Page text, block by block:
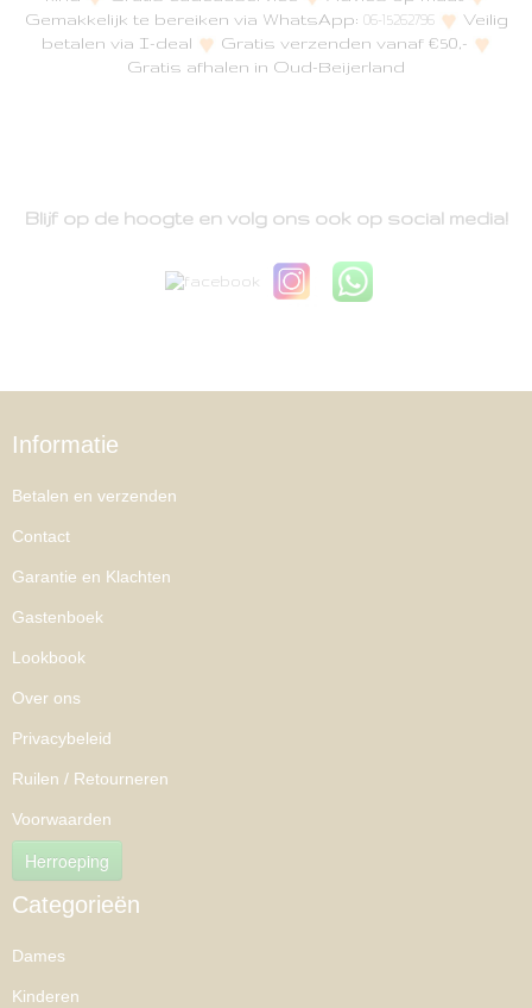
Gemakkelijk te bereiken via WhatsApp: 06-15262796
Veilig
betalen via I-deal
Gratis verzenden vanaf €50,-
Gratis afhalen in Oud-Beijerland
Blijf op de hoogte en volg ons ook op social media!
Informatie
Betalen en verzenden
Contact
Garantie en Klachten
Gastenboek
Lookbook
Over ons
Privacybeleid
Ruilen / Retourneren
Voorwaarden
Herroeping
Categorieën
Dames
Kinderen